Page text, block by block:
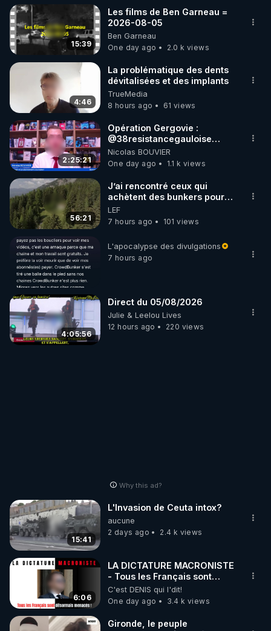
15:39
Les films de Ben Garneau =
2026-08-05
Ben Garneau
One day ago
2.0 k views
4:46
La problématique des dents
dévitalisées et des implants
TrueMedia
8 hours ago
61 views
2:25:21
Opération Gergovie :
‪@38resistancegauloise‬
‪@MarionSigautOfficiel‬
‪@gladysriifard5710‬ Laëtitia
Nicolas BOUVIER
One day ago
1.1 k views
56:21
J’ai rencontré ceux qui
achètent des bunkers pour
survivre à la fin du monde
LEF
7 hours ago
101 views
L'apocalypse des divulgations
7 hours ago
4:05:56
Direct du 05/08/2026
Julie & Leelou Lives
12 hours ago
220 views
Why this ad?
15:41
L'Invasion de Ceuta intox?
aucune
2 days ago
2.4 k views
6:06
LA DICTATURE MACRONISTE
- Tous les Français sont
désormais menacés !
C'est DENIS qui l'dit!
One day ago
3.4 k views
Gironde, le peuple